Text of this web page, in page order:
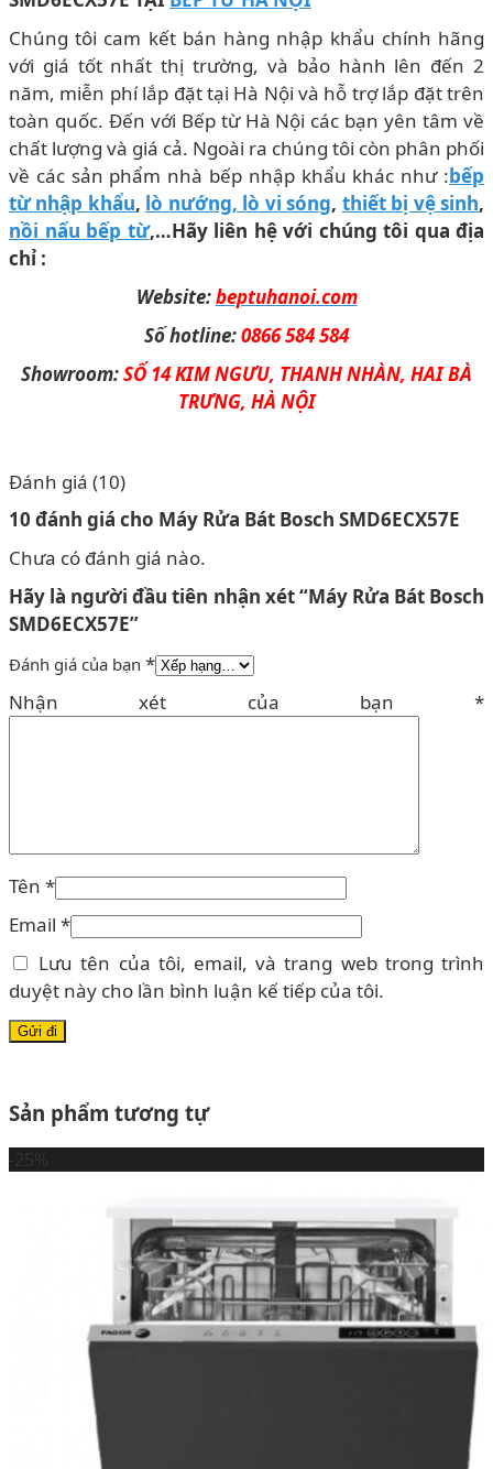
Chúng tôi cam kết bán hàng nhập khẩu chính hãng
với giá tốt nhất thị trường, và bảo hành lên đến 2
năm, miễn phí lắp đặt tại Hà Nội và hỗ trợ lắp đặt trên
toàn quốc. Đến với Bếp từ Hà Nội các bạn yên tâm về
chất lượng và giá cả. Ngoài ra chúng tôi còn phân phối
về các sản phẩm nhà bếp nhập khẩu khác như :bếp
từ nhập khẩu, lò nướng, lò vi sóng, thiết bị vệ sinh,
nồi nấu bếp từ,…Hãy liên hệ với chúng tôi qua địa
chỉ :
Website:beptuhanoi.com
Số hotline:0866 584 584
Showroom:SỐ 14 KIM NGƯU, THANH NHÀN, HAI BÀ
TRƯNG, HÀ NỘI
Đánh giá (10)
10 đánh giá cho Máy Rửa Bát Bosch SMD6ECX57E
Chưa có đánh giá nào.
Hãy là người đầu tiên nhận xét “Máy Rửa Bát Bosch
SMD6ECX57E”
Đánh giá của bạn *
Nhận xét của bạn *
Tên *
Email *
Lưu tên của tôi, email, và trang web trong trình
duyệt này cho lần bình luận kế tiếp của tôi.
Sản phẩm tương tự